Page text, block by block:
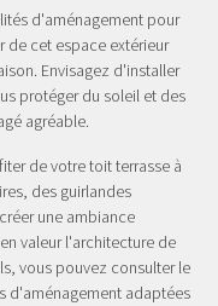
d'aménagement pour
de cet espace extérieur
Envisagez d'installer
protéger du soleil et des
agréable.
de votre toit terrasse à
des guirlandes
une ambiance
valeur l'architecture de
vous pouvez consulter le
d'aménagement adaptées